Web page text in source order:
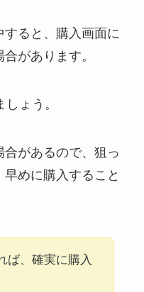
ると、購入画面に
があります。
ょう。
合があるので、狙っ
めに購入すること
ば、確実に購入